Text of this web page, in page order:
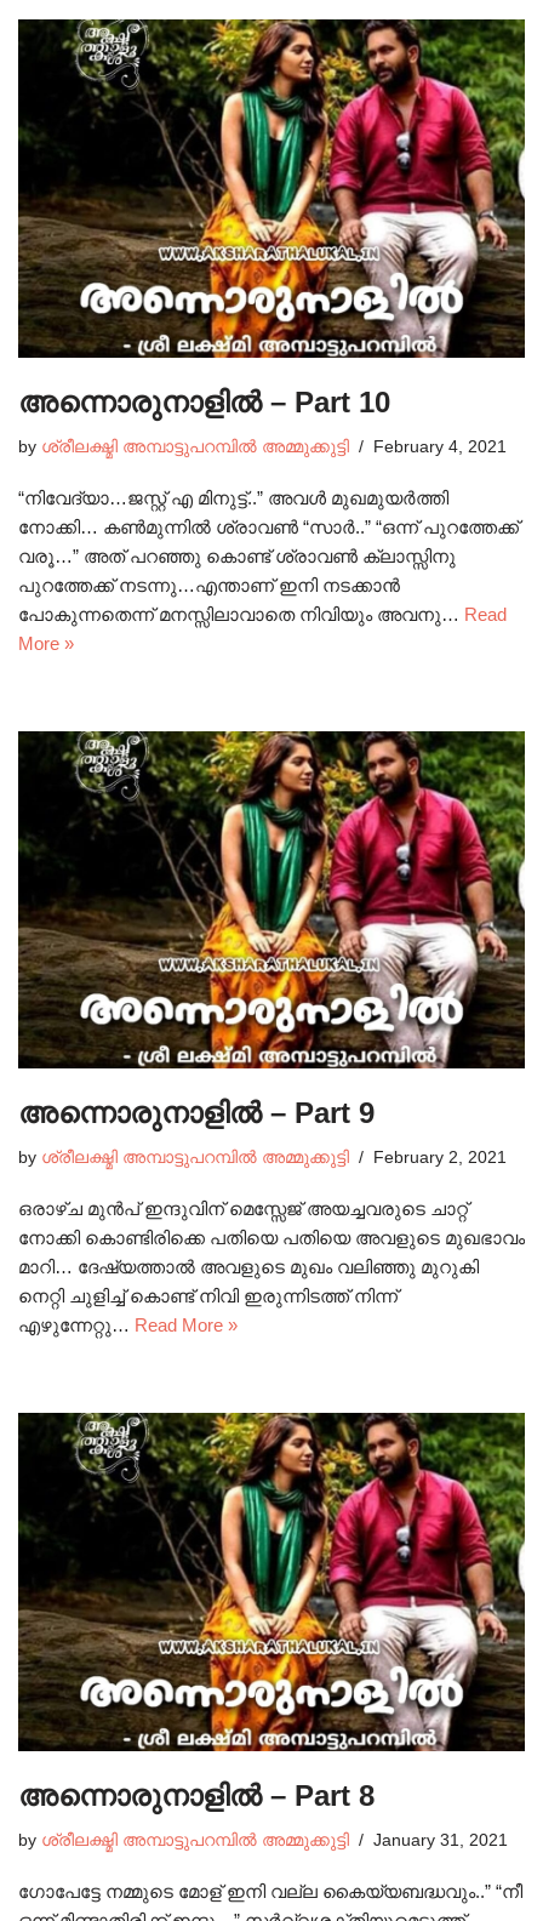
അന്നൊരുനാളിൽ – Part 10
by ശ്രീലക്ഷ്മി അമ്പാട്ടുപറമ്പിൽ അമ്മുക്കുട്ടി February 4, 2021
“നിവേദ്യാ…ജസ്റ്റ് എ മിനുട്ട്..” അവൾ മുഖമുയർത്തി
നോക്കി… കൺമുന്നിൽ ശ്രാവൺ “സാർ..” “ഒന്ന് പുറത്തേക്ക്
വരൂ…” അത് പറഞ്ഞു കൊണ്ട് ശ്രാവൺ ക്ലാസ്സിനു
പുറത്തേക്ക് നടന്നു…എന്താണ് ഇനി നടക്കാൻ
പോകുന്നതെന്ന് മനസ്സിലാവാതെ നിവിയും അവനു… Read
More »
അന്നൊരുനാളിൽ – Part 9
by ശ്രീലക്ഷ്മി അമ്പാട്ടുപറമ്പിൽ അമ്മുക്കുട്ടി February 2, 2021
ഒരാഴ്ച മുൻപ് ഇന്ദുവിന് മെസ്സേജ് അയച്ചവരുടെ ചാറ്റ്
നോക്കി കൊണ്ടിരിക്കെ പതിയെ പതിയെ അവളുടെ മുഖഭാവം
മാറി… ദേഷ്യത്താൽ അവളുടെ മുഖം വലിഞ്ഞു മുറുകി
നെറ്റി ചുളിച്ച് കൊണ്ട് നിവി ഇരുന്നിടത്ത് നിന്ന്
എഴുന്നേറ്റു… Read More »
അന്നൊരുനാളിൽ – Part 8
by ശ്രീലക്ഷ്മി അമ്പാട്ടുപറമ്പിൽ അമ്മുക്കുട്ടി January 31, 2021
ഗോപേട്ടേ നമ്മുടെ മോള് ഇനി വല്ല കൈയ്യബദ്ധവും..” “നീ